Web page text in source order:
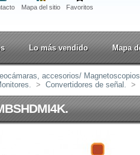
Mapa del sitio Favoritos
Lo más vendido Mapa
accesorios/
> Convertidores de señal. >